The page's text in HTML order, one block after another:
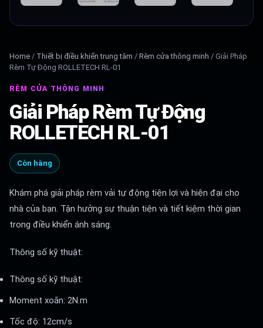
Home / Thiết bị điều khiển trung tâm / Rèm cửa thông minh / Giải Pháp
Rèm Tự Động ROLLETECH RL-01
RÈM CỬA THÔNG MINH
Giải Pháp Rèm Tự Động
ROLLETECH RL-01
Còn hàng
Khám phá giải pháp rèm vải tự động tiện lợi và hiện đại cho
nhà của bạn. Tận hưởng sự thuận tiện và tiết kiệm thời gian
trong điều khiển ánh sáng.
Thông số kỹ thuật:
Thông số kỹ thuật:
Moment xoắn: 2N.m
Tốc độ: 12cm/s